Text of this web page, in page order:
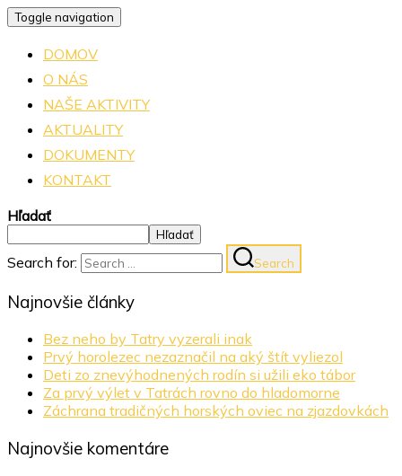
Toggle navigation
DOMOV
O NÁS
NAŠE AKTIVITY
AKTUALITY
DOKUMENTY
KONTAKT
Hľadať
Hľadať
Search for: Search
Najnovšie články
Bez neho by Tatry vyzerali inak
Prvý horolezec nezaznačil na aký štít vyliezol
Deti zo znevýhodnených rodín si užili eko tábor
Za prvý výlet v Tatrách rovno do hladomorne
Záchrana tradičných horských oviec na zjazdovkách
Najnovšie komentáre